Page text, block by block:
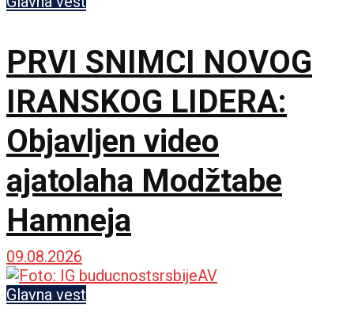
PRVI SNIMCI NOVOG
IRANSKOG LIDERA:
Objavljen video
ajatolaha Modžtabe
Hamneja
09.08.2026
Glavna vest